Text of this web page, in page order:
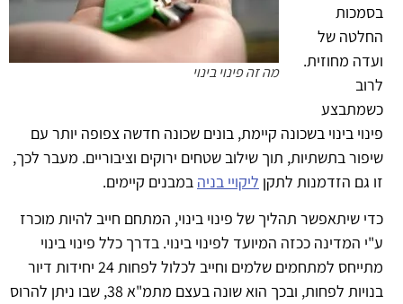
מה זה פינוי בינוי
בסמכות
החלטה של
ועדה מחוזית.
לרוב
כשמתבצע
פינוי בינוי בשכונה קיימת, בונים שכונה חדשה צפופה יותר עם
שיפור בתשתיות, תוך שילוב שטחים ירוקים וציבוריים. מעבר לכך,
זו גם הזדמנות לתקן ליקויי בניה במבנים קיימים.
כדי שיתאפשר תהליך של פינוי בינוי, המתחם חייב להיות מוכרז
ע"י המדינה ככזה המיועד לפינוי בינוי. בדרך כלל פינוי בינוי
מתייחס למתחמים שלמים וחייב לכלול לפחות 24 יחידות דיור
בנויות לפחות, ובכך הוא שונה בעצם מתמ"א 38, שבו ניתן להרוס